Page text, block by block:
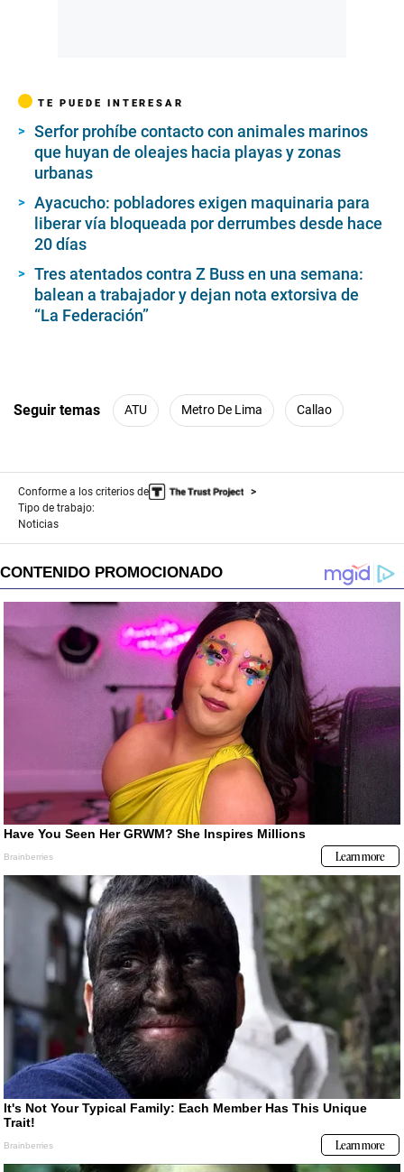
TE PUEDE INTERESAR
Serfor prohíbe contacto con animales marinos
que huyan de oleajes hacia playas y zonas
urbanas
Ayacucho: pobladores exigen maquinaria para
liberar vía bloqueada por derrumbes desde hace
20 días
Tres atentados contra Z Buss en una semana:
balean a trabajador y dejan nota extorsiva de
“La Federación”
Seguir temas ATU Metro De Lima Callao
Conforme a los criterios de
Tipo de trabajo:
Noticias